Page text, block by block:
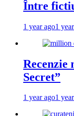
Între
1 year ago1
Secret”
1 year ago1